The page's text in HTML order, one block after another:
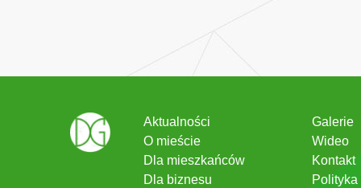
Aktualności
O mieście
Dla mieszkańców
Dla biznesu
Galerie
Wideo
Kontakt